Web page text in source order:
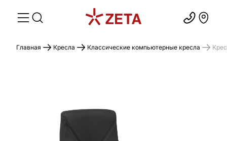
Главная Кресла Классические компьютерные кресла